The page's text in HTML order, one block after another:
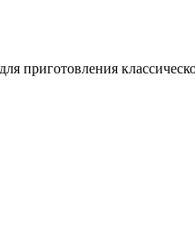
приготовления